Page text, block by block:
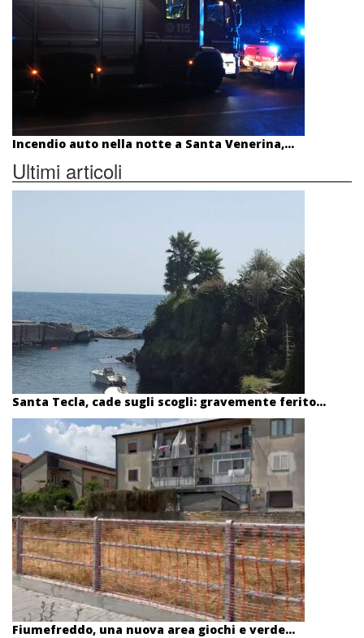
Incendio auto nella notte a Santa Venerina,...
Ultimi articoli
Santa Tecla, cade sugli scogli: gravemente ferito...
Fiumefreddo, una nuova area giochi e verde...